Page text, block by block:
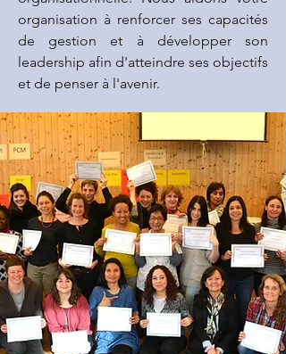
organisation à renforcer ses capacités
de gestion et à développer son
leadership afin d'atteindre ses objectifs
et de penser à l'avenir.